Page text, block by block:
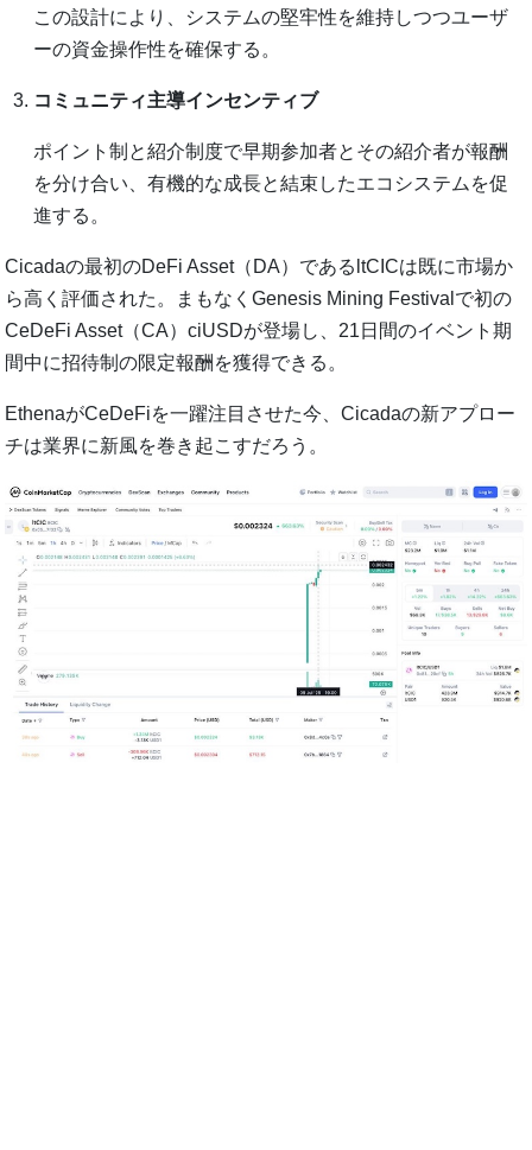
この設計により、システムの堅牢性を維持しつつユーザ
ーの資金操作性を確保する。
コミュニティ主導インセンティブ
ポイント制と紹介制度で早期参加者とその紹介者が報酬
を分け合い、有機的な成長と結束したエコシステムを促
進する。
Cicadaの最初のDeFi Asset（DA）であるltCICは既に市場か
ら高く評価された。まもなくGenesis Mining Festivalで初の
CeDeFi Asset（CA）ciUSDが登場し、21日間のイベント期
間中に招待制の限定報酬を獲得できる。
EthenaがCeDeFiを一躍注目させた今、Cicadaの新アプロー
チは業界に新風を巻き起こすだろう。